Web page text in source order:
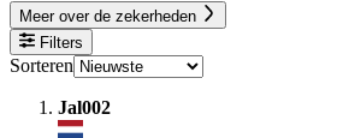
Meer over de zekerheden
Filters
Sorteren
Jal002